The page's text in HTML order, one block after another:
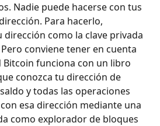
Nadie puede hacerse con tus
Para hacerlo,
como la clave privada
conviene tener en cuenta
Bitcoin funciona con un libro
conozca tu dirección de
y todas las operaciones
esa dirección mediante una
como explorador de bloques